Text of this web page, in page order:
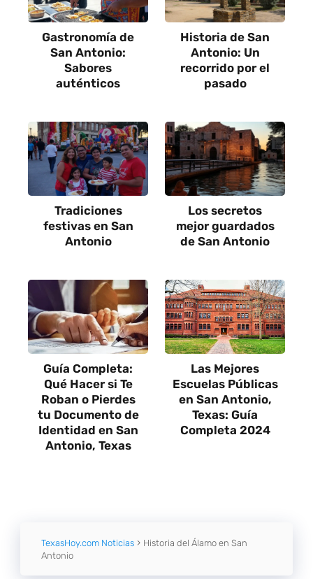
Gastronomía de
San Antonio:
Sabores
auténticos
Historia de San
Antonio: Un
recorrido por el
pasado
Tradiciones
festivas en San
Antonio
Los secretos
mejor guardados
de San Antonio
Guía Completa:
Qué Hacer si Te
Roban o Pierdes
tu Documento de
Identidad en San
Antonio, Texas
Las Mejores
Escuelas Públicas
en San Antonio,
Texas: Guía
Completa 2024
TexasHoy.com Noticias
Historia del Álamo en San
Antonio